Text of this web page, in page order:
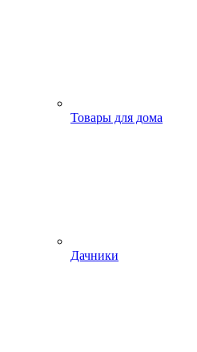
Товары для дома
Дачники